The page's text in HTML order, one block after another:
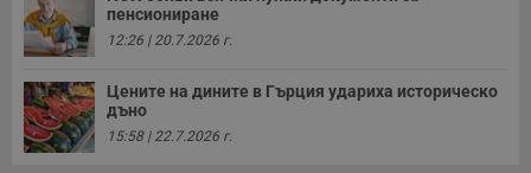
пенсиониране
12:26 | 20.7.2026 г.
Цените на дините в Гърция удариха историческо
дъно
15:58 | 22.7.2026 г.